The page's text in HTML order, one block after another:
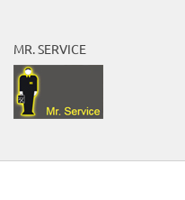
MR. SERVICE